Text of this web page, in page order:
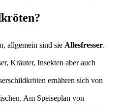
allgemein sind sie Allesfresser.
Kräuter, Insekten aber auch
ernähren sich von
Am Speiseplan von